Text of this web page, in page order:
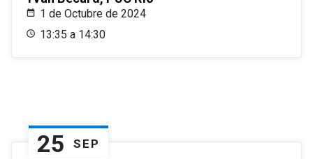
1 de Octubre de 2024
13:35 a 14:30
25 SEP